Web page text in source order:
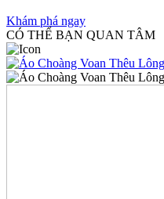
Khám phá ngay
CÓ THỂ BẠN QUAN TÂM